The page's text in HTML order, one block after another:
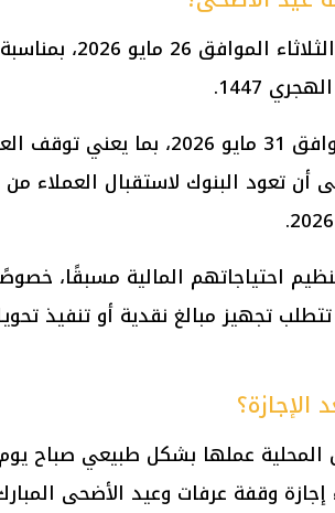
الموافق 26 مايو 2026 ، بمناسبة
1447.
31
مايو 2026
، بما يعني توقف
أن تعود البنوك لاستقبال العملاء
احتياجاتهم المالية مسبقًا،
تجهيز مبالغ نقدية أو تنفيذ
عملها بشكل طبيعي صباح يوم
إجازة وقفة عرفات وعيد الأضحى